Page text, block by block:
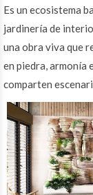
Es un ecosistema
jardinería de
una obra viva que
en piedra, armonía
comparten